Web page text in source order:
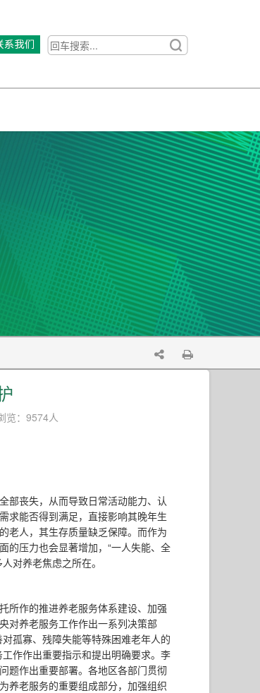
览：9574人
部丧失，从而导致日常活动能力、认
求能否得到满足，直接影响其晚年生
老人，其生存质量缺乏保障。而作为
的压力也会显著增加，“一人失能、全
对养老焦虑之所在。
所作的推进养老服务体系建设、加强
对养老服务工作作出一系列决策部
孤寡、残障失能等特殊困难老年人的
作作出重要指示和提出明确要求。李
题作出重要部署。各地区各部门贯彻
养老服务的重要组成部分，加强组织